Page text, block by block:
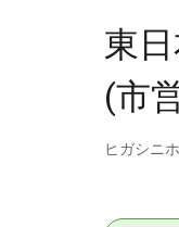
東
(市
ヒガシニ